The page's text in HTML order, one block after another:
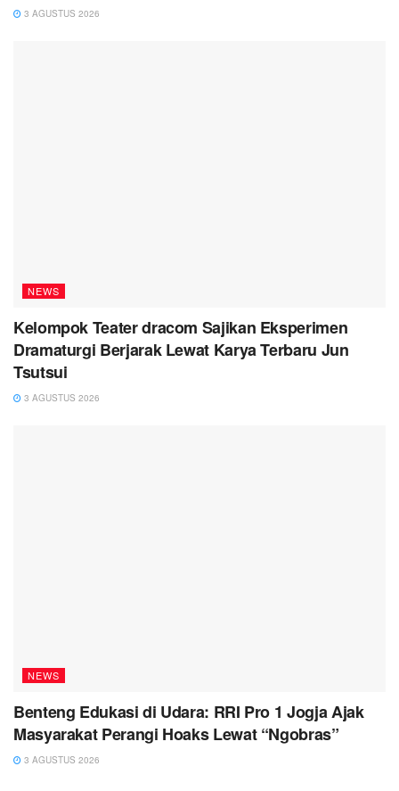
3 AGUSTUS 2026
NEWS
Kelompok Teater dracom Sajikan Eksperimen
Dramaturgi Berjarak Lewat Karya Terbaru Jun
Tsutsui
3 AGUSTUS 2026
NEWS
Benteng Edukasi di Udara: RRI Pro 1 Jogja Ajak
Masyarakat Perangi Hoaks Lewat “Ngobras”
3 AGUSTUS 2026